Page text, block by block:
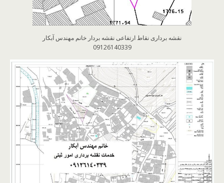
نقشه برداری نقاط ارتفاعی نقشه بردار خانم مهندس آبکار
09126140339